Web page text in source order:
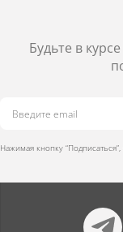
Будьте в
Нажимая кнопку